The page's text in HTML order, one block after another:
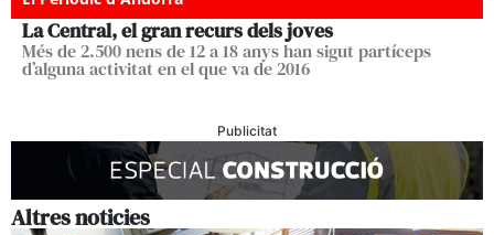
La Central, el gran recurs dels joves
Més de 2.500 nens de 12 a 18 anys han sigut partíceps
d’alguna activitat en el que va de 2016
Publicitat
Altres noticies